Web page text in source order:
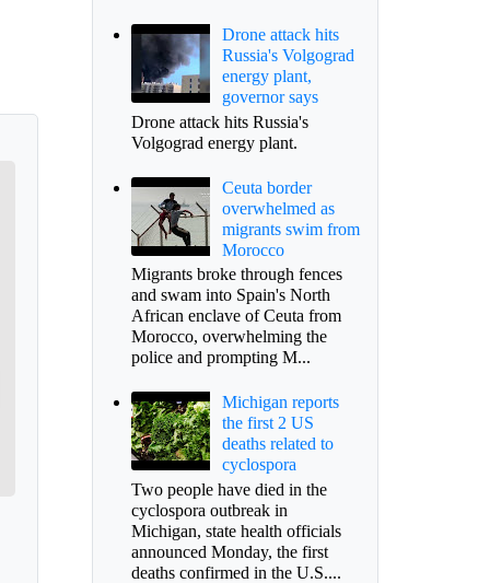
Drone attack hits
Russia's Volgograd
energy plant,
governor says
Drone attack hits Russia's
Volgograd energy plant.
Ceuta border
overwhelmed as
migrants swim from
Morocco
Migrants broke through fences
and swam into Spain's North
African enclave of Ceuta from
Morocco, overwhelming the
police and prompting M...
Michigan reports
the first 2 US
deaths related to
cyclospora
Two people have died in the
cyclospora outbreak in
Michigan, state health officials
announced Monday, the first
deaths confirmed in the U.S....